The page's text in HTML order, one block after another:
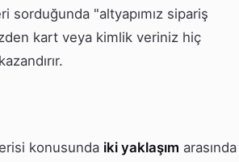
sorduğunda "altyapımız sipariş
kart veya kimlik veriniz hiç
konusunda iki yaklaşım arasında